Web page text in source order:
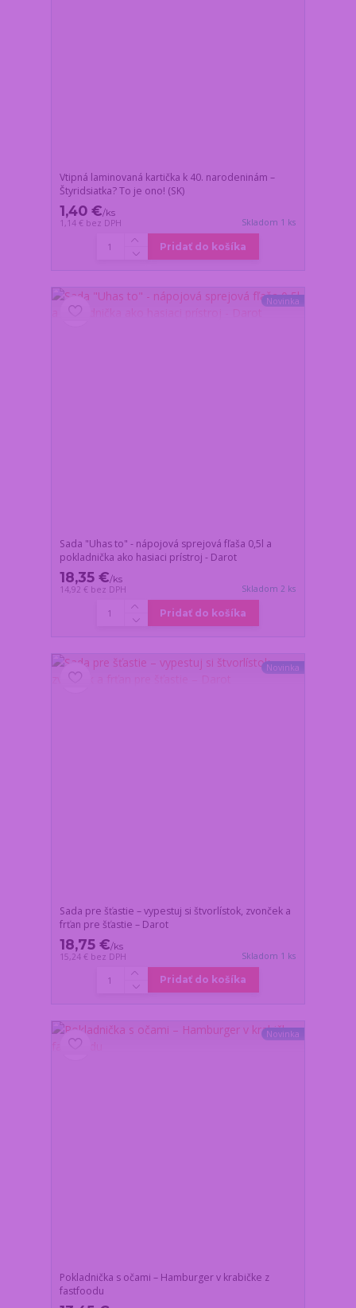
Vtipná laminovaná kartička k 40. narodeninám –
Štyridsiatka? To je ono! (SK)
1,40 €/ks
1,14 € bez DPH Skladom 1 ks
Pridať do košíka
Novinka
Sada "Uhas to" - nápojová sprejová fľaša 0,5l a
pokladnička ako hasiaci prístroj - Darot
18,35 €/ks
14,92 € bez DPH Skladom 2 ks
Pridať do košíka
Novinka
Sada pre šťastie – vypestuj si štvorlístok, zvonček a
frťan pre šťastie – Darot
18,75 €/ks
15,24 € bez DPH Skladom 1 ks
Pridať do košíka
Novinka
Pokladnička s očami – Hamburger v krabičke z
fastfoodu